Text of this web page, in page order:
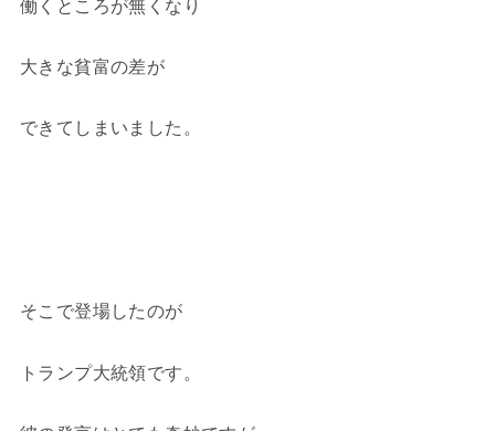
働くところが無くなり
大きな貧富の差が
できてしまいました。
そこで登場したのが
トランプ大統領です。